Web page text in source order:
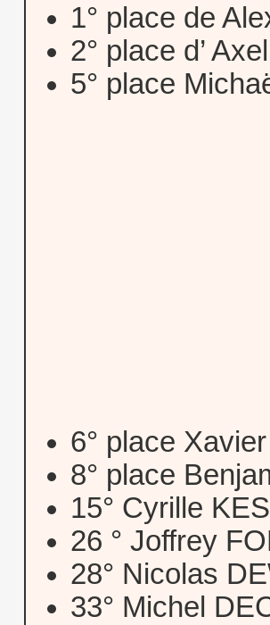
1° place de
2° place d’
5° place
6° place
8° place
15° Cyrille
26 ° Joffrey
28° Nicolas
33° Michel